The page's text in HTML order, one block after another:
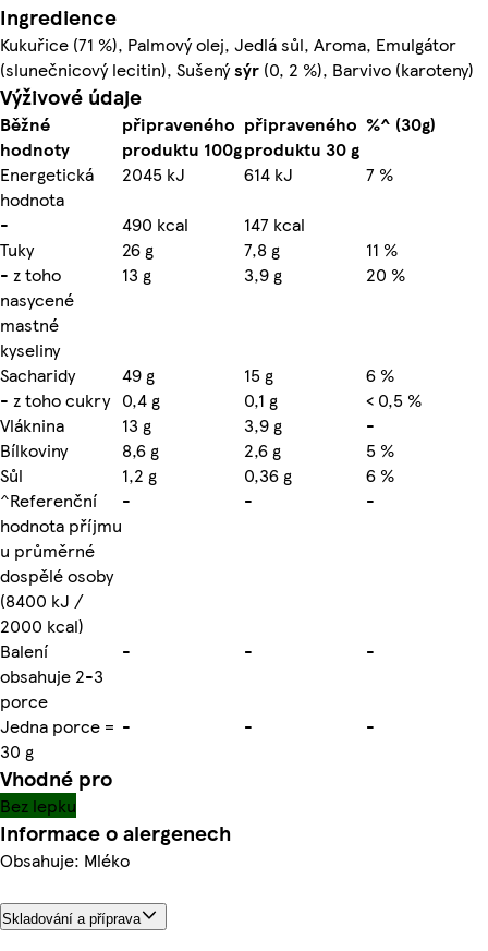
Ingredience
Kukuřice (71 %), Palmový olej, Jedlá sůl, Aroma, Emulgátor
(slunečnicový lecitin), Sušenýsýr (0, 2 %), Barvivo (karoteny)
Výživové údaje
Běžné
hodnoty
připraveného
produktu 100g
připraveného
produktu 30 g
%^ (30g)
Energetická
hodnota
2045 kJ 614 kJ
7 %
-
490 kcal
147 kcal
Tuky
26 g 7,8 g
11 %
- z toho
nasycené
mastné
kyseliny
13 g 3,9 g 20 %
Sacharidy 49 g 15 g
6 %
- z toho cukry 0,4 g 0,1 g
< 0,5 %
Vláknina
13 g 3,9 g
-
Bílkoviny
8,6 g 2,6 g
5 %
Sůl
1,2 g 0,36 g
6 %
^Referenční
hodnota příjmu
u průměrné
dospělé osoby
(8400 kJ /
2000 kcal)
- - -
Balení
obsahuje 2-3
porce
- - -
Jedna porce =
30 g
- - -
Vhodné pro
Bez lepku
Informace o alergenech
Obsahuje: Mléko
Skladování a příprava